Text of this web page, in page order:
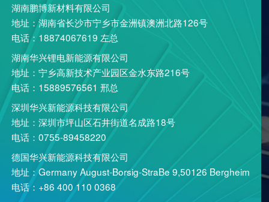
湖南鹏博新材料有限公司
地址：湖南省长沙市宁乡市金洲镇澳洲北路126号
电话：18874067619 左总
湖南华兴锂电新能源有限公司
地址：宁乡高新技术产业园区金水东路216号
电话：15889576561 邢总
深圳华兴新能源科技有限公司
地址：深圳市坪山区石井街道名成路18号
电话：0755-89458220
德国华兴新能源科技有限公司
地址：Germany August-Borsig-StraBe 9,50126 Bergheim
电话：+86 400 110 0368